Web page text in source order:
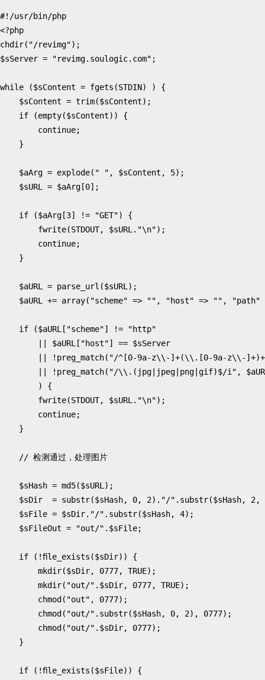
<?php
chdir( "/revimg");
$sServer = "revimg.soulogic.com" ;
while ($sContent = fgets (STDIN) )
{
$sContent = trim($sContent);
if
(empty($sContent))
{
continue;
}
$aArg = explode( " " , $sContent , 5);
$sURL
= $aArg [0];
if ($aArg [3] != "GET")
{
fwrite(STDOUT, $sURL . "\n");
continue;
}
$aURL = parse_url ($sURL );
$aURL
+= array( "scheme" => "" , "host" => "" , "path"
if ($aURL [ "scheme"] !=
"http"
$aURL [ "host"] == $sServer
! preg_match( "/^[0-9a-z\\ -]+(\\ .[0-9a-z\\ -
! preg_match( "/\\ .(jpg|jpeg|png|gif)$/i" ,
)
{
fwrite(STDOUT, $sURL . "\n");
continue;
}
$sHash = md5($sURL );
$sDir
= substr($sHash, 0, 2) . "/" . substr($sHash, 2,
$sFile = $sDir. "/" . substr($sHash, 4);
$sFileOut = "out/" . $sFile;
if ( !file_exists ($sDir))
{
mkdir($sDir, 0777, TRUE);
mkdir( "out/" . $sDir, 0777, TRUE);
chmod ( "out" , 0777);
chmod ( "out/" . substr($sHash, 0, 2), 0777);
chmod ( "out/" . $sDir, 0777);
}
if ( !file_exists ($sFile))
{